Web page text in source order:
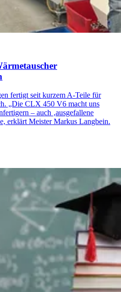
fertigt seit kurzem A-Teile für
„Die CLX 450 V6 macht uns
– auch ‚ausgefallene
erklärt Meister Markus Langbein.